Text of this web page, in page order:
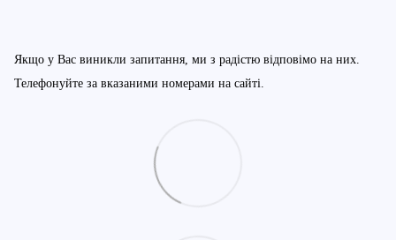
Якщо у Вас виникли запитання, ми з радістю відповімо на них.
Телефонуйте за вказаними номерами на сайті.